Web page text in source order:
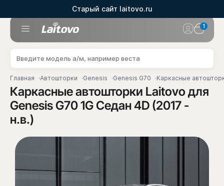
Старый сайт laitovo.ru
1
Главная Автошторки Genesis Genesis G70 Каркасные
Каркасные автошторки Laitovo для
Genesis G70 1G Седан 4D (2017 -
н.в.)